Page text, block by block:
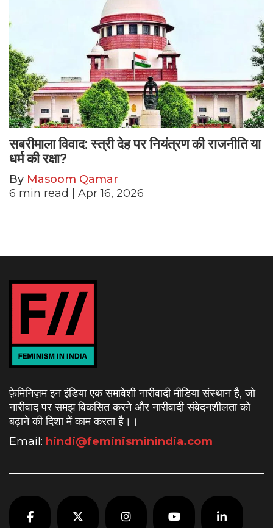
सबरीमाला विवाद: स्त्री देह पर नियंत्रण की राजनीति या
धर्म की रक्षा?
By Masoom Qamar
6 min read | Apr 16, 2026
फ़ेमिनिज़म इन इंडिया एक समावेशी नारीवादी मीडिया संस्थान है, जो
नारीवाद पर समझ विकसित करने और नारीवादी संवेदनशीलता को
बढ़ाने की दिशा में काम करता है। ।
Email: hindi@feminisminindia.com